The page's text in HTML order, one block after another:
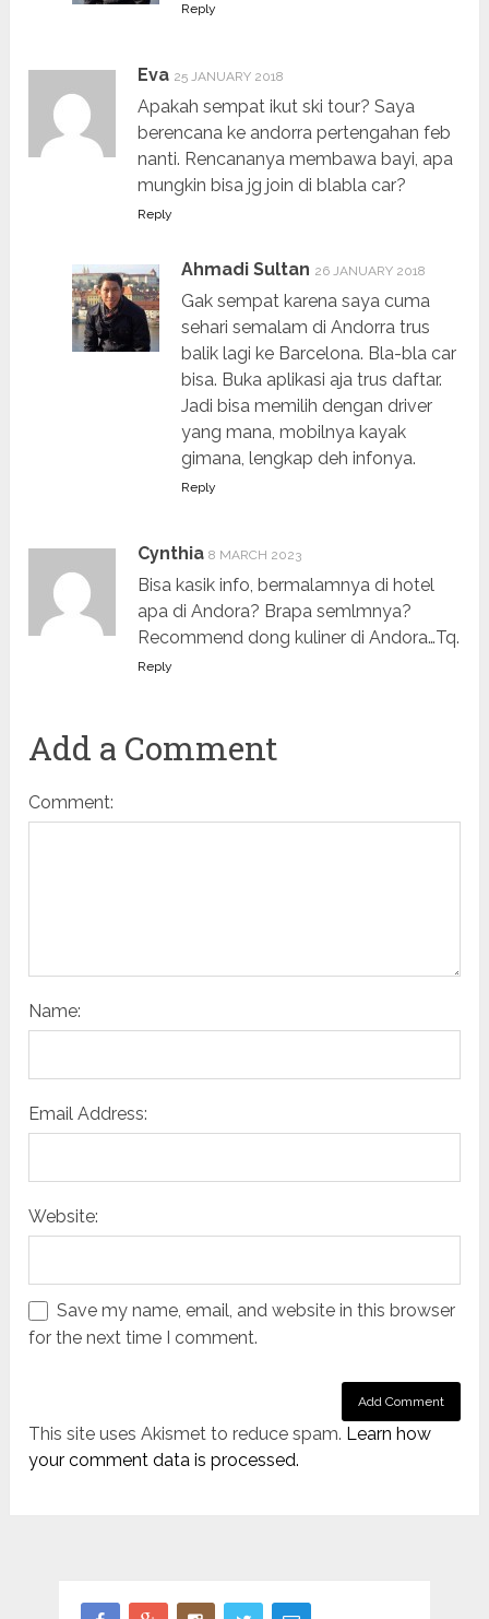
Reply
Eva 25 JANUARY 2018
Apakah sempat ikut ski tour? Saya
berencana ke andorra pertengahan feb
nanti. Rencananya membawa bayi, apa
mungkin bisa jg join di blabla car?
Reply
Ahmadi Sultan 26 JANUARY 2018
Gak sempat karena saya cuma
sehari semalam di Andorra trus
balik lagi ke Barcelona. Bla-bla car
bisa. Buka aplikasi aja trus daftar.
Jadi bisa memilih dengan driver
yang mana, mobilnya kayak
gimana, lengkap deh infonya.
Reply
Cynthia 8 MARCH 2023
Bisa kasik info, bermalamnya di hotel
apa di Andora? Brapa semlmnya?
Recommend dong kuliner di Andora…Tq.
Reply
Add a Comment
Comment:
Name:
Email Address:
Website:
Save my name, email, and website in this browser
for the next time I comment.
This site uses Akismet to reduce spam. Learn how
your comment data is processed.